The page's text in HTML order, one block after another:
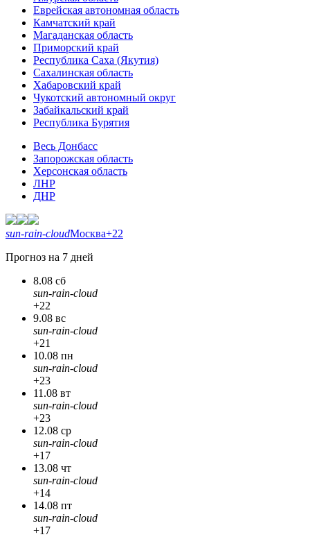
Еврейская автономная область
Камчатский край
Магаданская область
Приморский край
Республика Саха (Якутия)
Сахалинская область
Хабаровский край
Чукотский автономный округ
Забайкальский край
Республика Бурятия
Весь Донбасс
Запорожская область
Херсонская область
ЛНР
ДНР
sun-rain-cloudМосква+22
Прогноз на 7 дней
8.08 сб
sun-rain-cloud
+22
9.08 вс
sun-rain-cloud
+21
10.08 пн
sun-rain-cloud
+23
11.08 вт
sun-rain-cloud
+23
12.08 ср
sun-rain-cloud
+17
13.08 чт
sun-rain-cloud
+14
14.08 пт
sun-rain-cloud
+17